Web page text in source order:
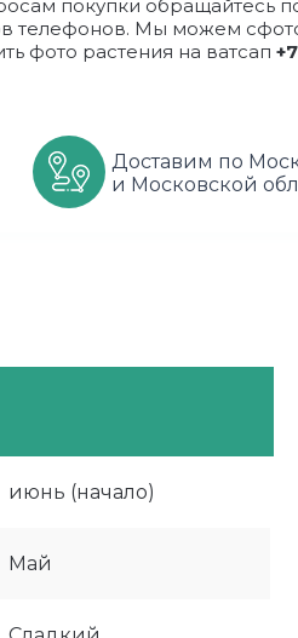
покупки обращайтесь
телефонов. Мы можем
фото растения на ватсап
Доставим по
и Московской
июнь (начало)
Май